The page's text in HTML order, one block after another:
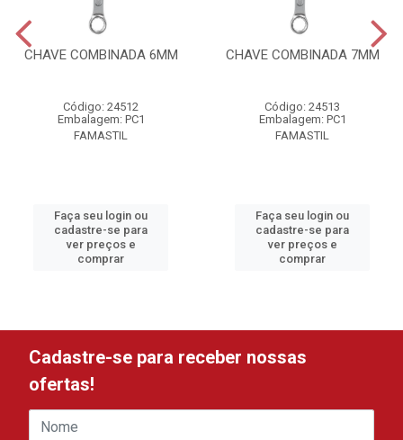
CHAVE COMBINADA 6MM
Código: 24512
Embalagem: PC1
FAMASTIL
Faça seu login ou
cadastre-se para
ver preços e
comprar
CHAVE COMBINADA 7MM
Código: 24513
Embalagem: PC1
FAMASTIL
Faça seu login ou
cadastre-se para
ver preços e
comprar
Cadastre-se para receber nossas
ofertas!